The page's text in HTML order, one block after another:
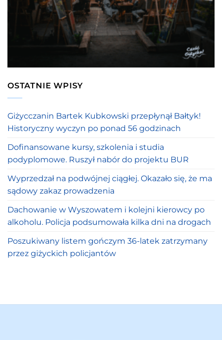
OSTATNIE WPISY
Giżycczanin Bartek Kubkowski przepłynął Bałtyk!
Historyczny wyczyn po ponad 56 godzinach
Dofinansowane kursy, szkolenia i studia
podyplomowe. Ruszył nabór do projektu BUR
Wyprzedzał na podwójnej ciągłej. Okazało się, że ma
sądowy zakaz prowadzenia
Dachowanie w Wyszowatem i kolejni kierowcy po
alkoholu. Policja podsumowała kilka dni na drogach
Poszukiwany listem gończym 36-latek zatrzymany
przez giżyckich policjantów